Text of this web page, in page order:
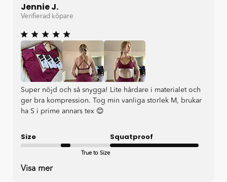
Jennie J.
Verifierad köpare
Super nöjd och så snygga! Lite hårdare i materialet och
ger bra kompression. Tog min vanliga storlek M, brukar
ha S i prime annars tex 😊
Size
True to Size
Squatproof
Visa mer